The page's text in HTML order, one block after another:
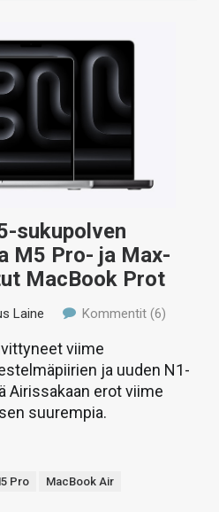
sukupolven
M5 Pro- ja Max-
MacBook Prot
Laine Kommentit (6)
viime
ja uuden N1-
Airissakaan erot viime
suurempia.
Pro
MacBook Air